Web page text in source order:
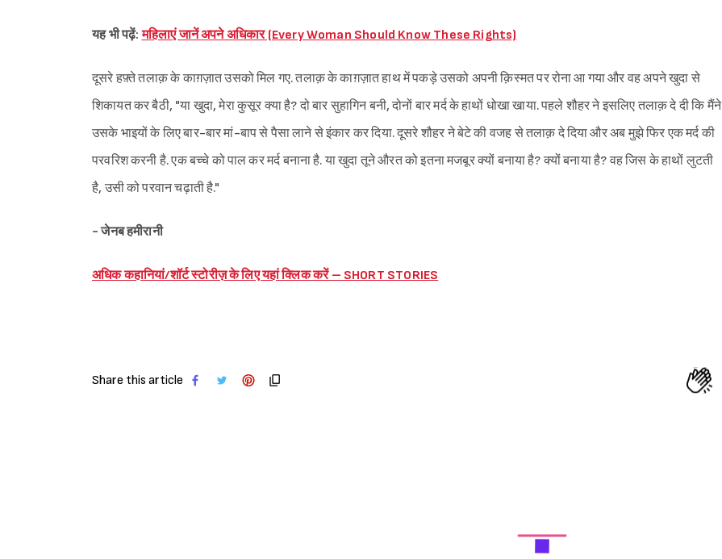
यह भी पढ़ें:महिलाएं जानें अपने अधिकार (Every Woman Should Know These Rights)
दूसरे हफ़्ते तलाक़ के काग़ज़ात उसको मिल गए. तलाक़ के काग़ज़ात हाथ में पकड़े उसको अपनी क़िस्मत पर रोना आ गया और वह अपने खुदा से
शिकायत कर बैठी, "या खुदा, मेरा कुसूर क्या है? दो बार सुहागिन बनी, दोनों बार मर्द के हाथों धोखा खाया. पहले शौहर ने इसलिए तलाक़ दे दी कि मैंने
उसके भाइयों के लिए बार-बार मां-बाप से पैसा लाने से इंकार कर दिया. दूसरे शौहर ने बेटे की वजह से तलाक़ दे दिया और अब मुझे फिर एक मर्द की
परवरिश करनी है. एक बच्चे को पाल कर मर्द बनाना है. या खुदा तूने औरत को इतना मजबूर क्यों बनाया है? क्यों बनाया है? वह जिस के हाथों लुटती
है, उसी को परवान चढ़ाती है."
- जेनब हमीरानी
अधिक कहानियां/शॉर्ट स्टोरीज़ के लिए यहां क्लिक करें – SHORT STORIES
Share this article